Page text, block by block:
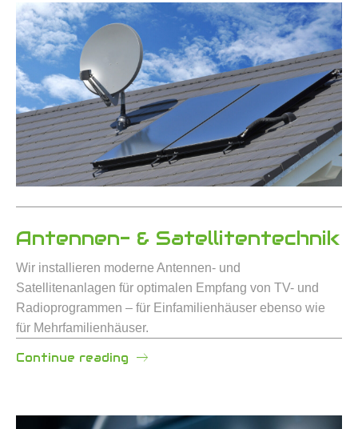
Antennen- & Satellitentechnik
Wir installieren moderne Antennen- und
Satellitenanlagen für optimalen Empfang von TV- und
Radioprogrammen – für Einfamilienhäuser ebenso wie
für Mehrfamilienhäuser.
Continue reading